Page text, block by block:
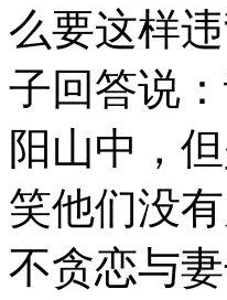
么要这样
子回答说
阳山中，
笑他们没
不贪恋与